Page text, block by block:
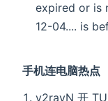
expired or is
12-04.... is
手机连电脑热点
v2rayN 开